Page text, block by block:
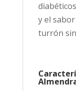
y el
turrón